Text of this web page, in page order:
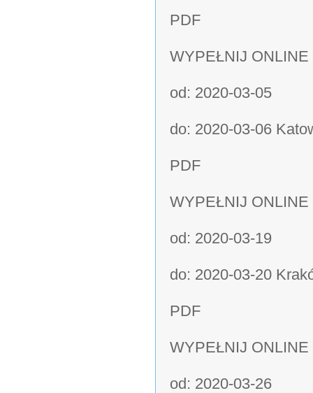
PDF
WYPEŁNIJ ONLINE
od: 2020-03-05
do: 2020-03-06
PDF
WYPEŁNIJ ONLINE
od: 2020-03-19
do: 2020-03-20
PDF
WYPEŁNIJ ONLINE
od: 2020-03-26